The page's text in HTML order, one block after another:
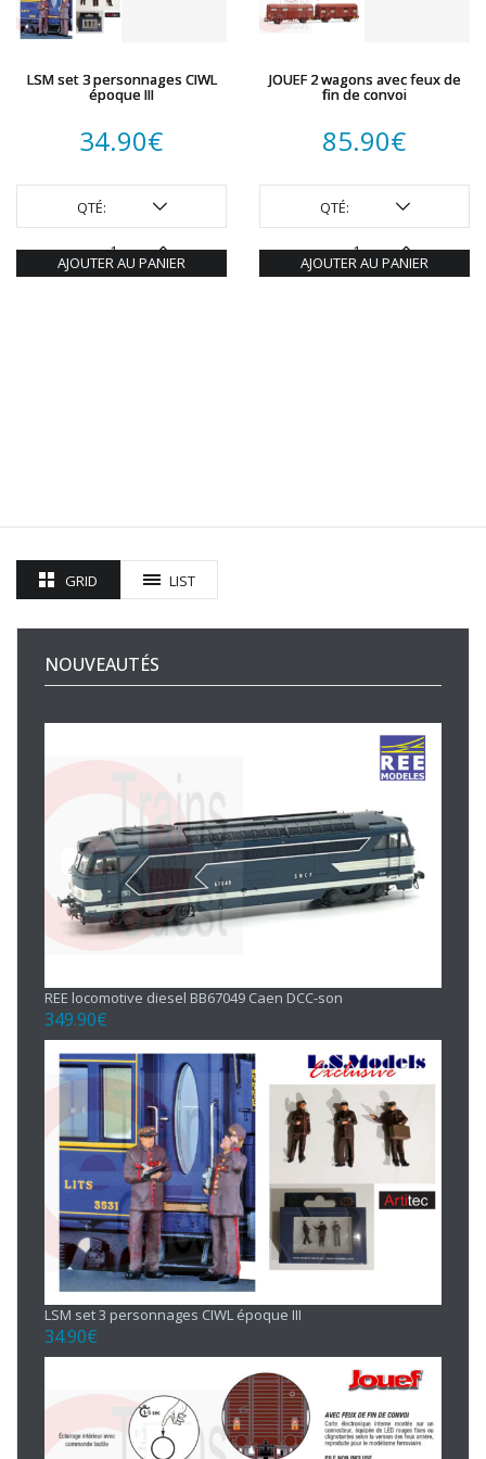
LSM set 3 personnages CIWL
époque III
34.90€
QTÉ:
AJOUTER AU PANIER
JOUEF 2 wagons avec feux de
fin de convoi
85.90€
QTÉ:
AJOUTER AU PANIER
GRID LIST
NOUVEAUTÉS
REE locomotive diesel BB67049 Caen DCC-son
349.90€
LSM set 3 personnages CIWL époque III
34.90€